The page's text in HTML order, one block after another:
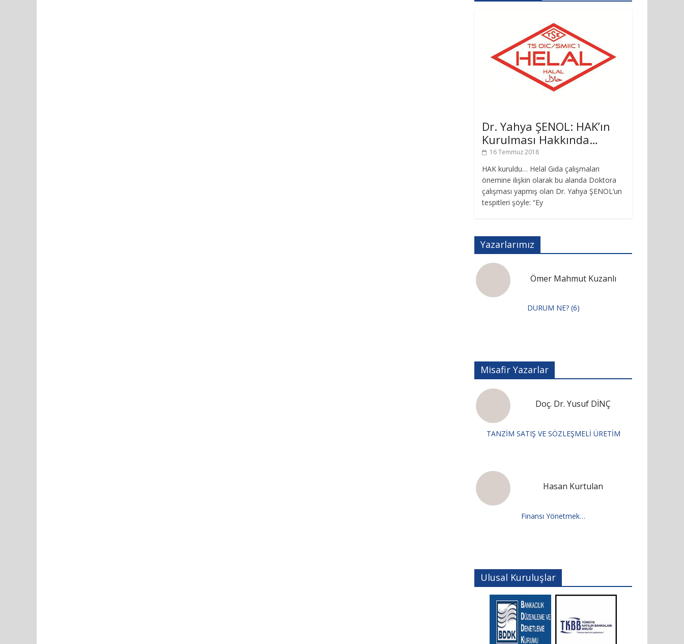
Dr. Yahya ŞENOL: HAK’ın
Kurulması Hakkında…
16 Temmuz 2018
HAK kuruldu… Helal Gıda çalışmaları
önemine ilişkin olarak bu alanda Doktora
çalışması yapmış olan Dr. Yahya ŞENOL’un
tespitleri şöyle: “Ey
Yazarlarımız
Ömer Mahmut Kuzanlı
DURUM NE? (6)
Misafir Yazarlar
Doç. Dr. Yusuf DİNÇ
TANZİM SATIŞ VE SÖZLEŞMELİ ÜRETİM
Hasan Kurtulan
Finansı Yönetmek…
Ulusal Kuruluşlar